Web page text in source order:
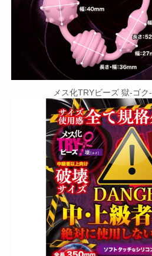
メス化TRYビーズ 獄-ゴ